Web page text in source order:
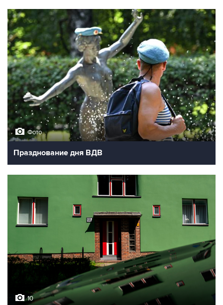
Фото
Празднование дня ВДВ
10